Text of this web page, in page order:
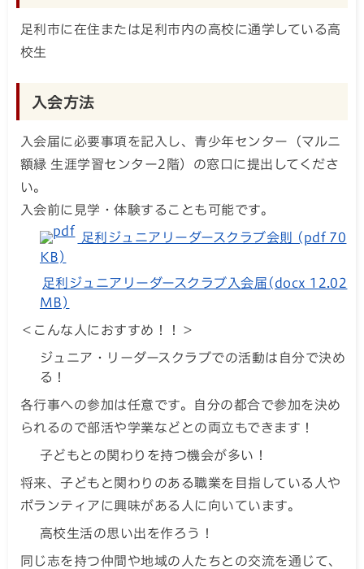
足利市に在住または足利市内の高校に通学している高
校生
入会方法
入会届に必要事項を記入し、青少年センター（マルニ
額縁 生涯学習センター2階）の窓口に提出してくださ
い。
入会前に見学・体験することも可能です。
足利ジュニアリーダースクラブ会則 (pdf 70
KB)
足利ジュニアリーダースクラブ入会届(docx 12.02
MB)
＜こんな人におすすめ！！＞
ジュニア・リーダースクラブでの活動は自分で決め
る！
各行事への参加は任意です。自分の都合で参加を決め
られるので部活や学業などとの両立もできます！
子どもとの関わりを持つ機会が多い！
将来、子どもと関わりのある職業を目指している人や
ボランティアに興味がある人に向いています。
高校生活の思い出を作ろう！
同じ志を持つ仲間や地域の人たちとの交流を通じて、